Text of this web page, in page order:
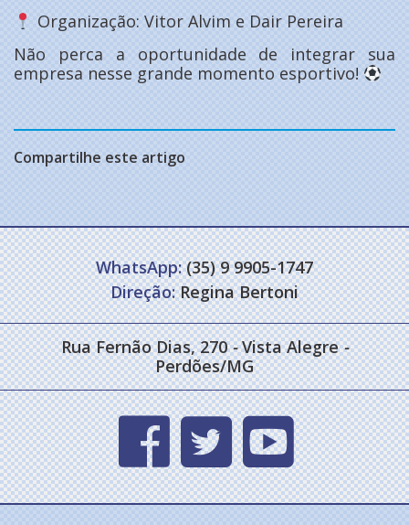
Organização: Vitor Alvim e Dair Pereira
Não perca a oportunidade de integrar sua
empresa nesse grande momento esportivo!
Compartilhe este artigo
WhatsApp:(35) 9 9905-1747
Direção:Regina Bertoni
Rua Fernão Dias, 270- Vista Alegre-
Perdões/MG